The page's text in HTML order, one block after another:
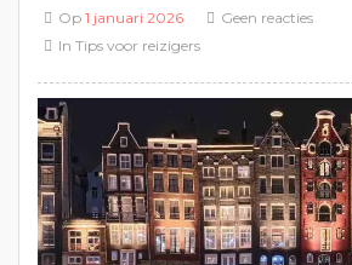
Op 1 januari 2026
In Tips voor reizigers
Geen reacties